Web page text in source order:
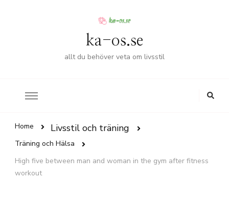
ka-os.se
allt du behöver veta om livsstil
Home Livsstil och träning
Träning och Hälsa
High five between man and woman in the gym after fitness
workout